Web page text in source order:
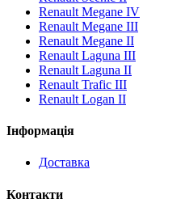
Renault Megane IV
Renault Megane III
Renault Megane II
Renault Laguna III
Renault Laguna II
Renault Trafic III
Renault Logan II
Інформація
Доставка
Контакти